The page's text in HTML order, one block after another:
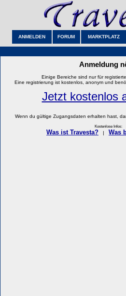
ANMELDEN FORUM MARKTPLATZ
Anmeldung
Einige Bereiche sind nur für
Eine registrierung ist kostenlos, anonym und
Jetzt kostenlos
Wenn du gültige Zugangsdaten erhalten hast,
Kostenlose Infos:
Was ist Travesta? Was